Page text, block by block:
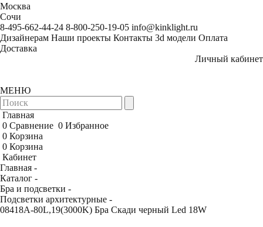
Москва
Сочи
8-495-662-44-24 8-800-250-19-05 info@kinklight.ru
Дизайнерам Наши проекты Контакты 3d модели Оплата
Доставка
Личный кабинет
МЕНЮ
Главная
0 Сравнение 0 Избранное
0 Корзина
0 Корзина
Кабинет
Главная -
Каталог -
Бра и подсветки -
Подсветки архитектурные -
08418A-80L,19(3000K) Бра Скади черный Led 18W